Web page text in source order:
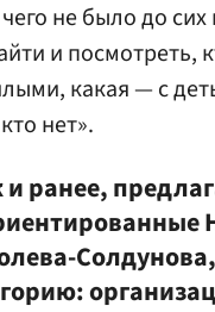
не было до
и
какая — с
нет».
ранее,